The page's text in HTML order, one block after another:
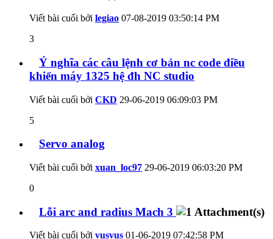
Viết bài cuối bởi legiao 07-08-2019 03:50:14 PM
3
Ý nghĩa các câu lệnh cơ bản nc code điều
khiển máy 1325 hệ đh NC studio
Viết bài cuối bởi CKD 29-06-2019 06:09:03 PM
5
Servo analog
Viết bài cuối bởi xuan_loc97 29-06-2019 06:03:20 PM
0
Lỗi arc and radius Mach 3
Viết bài cuối bởi vusvus 01-06-2019 07:42:58 PM